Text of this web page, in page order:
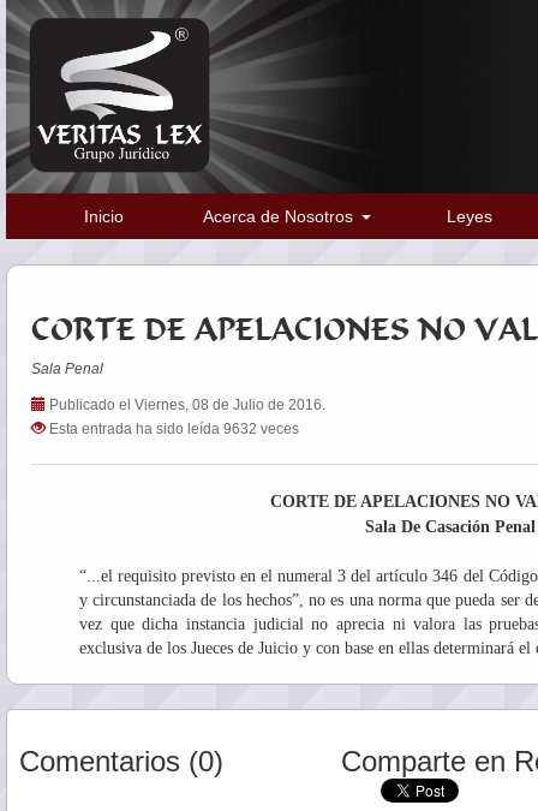
Inicio Acerca de Nosotros Leyes
CORTE DE APELACIONES NO
Sala Penal
Publicado el Viernes, 08 de Julio de 2016.
Esta entrada ha sido leída 9632 veces
CORTE DE APELACIONES NO
Sala De Casación
“...el requisito previsto en el numeral 3 del artículo 346 del
y circunstanciada de los hechos”, no es una norma que pueda
vez que dicha instancia judicial no aprecia ni valora las
exclusiva de los Jueces de Juicio y con base en ellas determinará
Comentarios (0) Comparte en